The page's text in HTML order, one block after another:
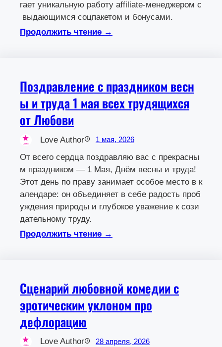
гает уникальную работу affiliate‑менеджером с
выдающимся соцпакетом и бонусами.
Продолжить чтение →
Поздравление с праздником весн
ы и труда 1 мая всех трудящихся
от Любови
Love Author 1 мая, 2026
От всего сердца поздравляю вас с прекрасны
м праздником — 1 Мая, Днём весны и труда!
Этот день по праву занимает особое место в к
алендаре: он объединяет в себе радость проб
уждения природы и глубокое уважение к сози
дательному труду.
Продолжить чтение →
Сценарий любовной комедии с
эротическим уклоном про
дефлорацию
Love Author 28 апреля, 2026